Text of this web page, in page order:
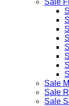
Sale
Sale
Sale
Sale